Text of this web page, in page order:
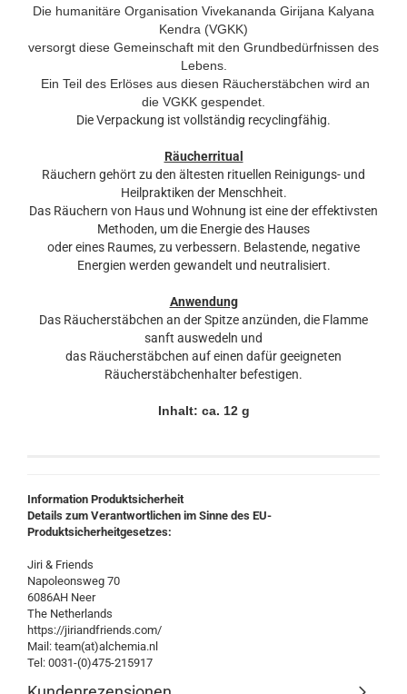
Die humanitäre Organisation Vivekananda Girijana Kalyana
Kendra (VGKK)
versorgt diese Gemeinschaft mit den Grundbedürfnissen des
Lebens.
Ein Teil des Erlöses aus diesen Räucherstäbchen wird an
die VGKK gespendet.
Die Verpackung ist vollständig recyclingfähig.
Räucherritual
Räuchern gehört zu den ältesten rituellen Reinigungs- und
Heilpraktiken der Menschheit.
Das Räuchern von Haus und Wohnung ist eine der effektivsten
Methoden, um die Energie des Hauses
oder eines Raumes, zu verbessern. Belastende, negative
Energien werden gewandelt und neutralisiert.
Anwendung
Das Räucherstäbchen an der Spitze anzünden, die Flamme
sanft auswedeln und
das Räucherstäbchen auf einen dafür geeigneten
Räucherstäbchenhalter befestigen.
Inhalt: ca. 12 g
Information Produktsicherheit
Details zum Verantwortlichen im Sinne des EU-
Produktsicherheitgesetzes:
Jiri & Friends
Napoleonsweg 70
6086AH Neer
The Netherlands
https://jiriandfriends.com/
Mail: team(at)alchemia.nl
Tel: 0031-(0)475-215917